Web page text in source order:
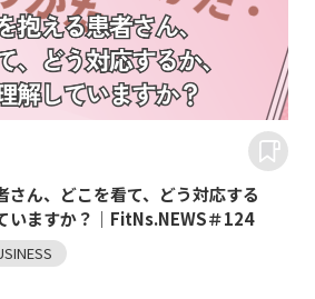
さん、どこを看て、どう対応する
いますか？｜FitNs.NEWS＃124